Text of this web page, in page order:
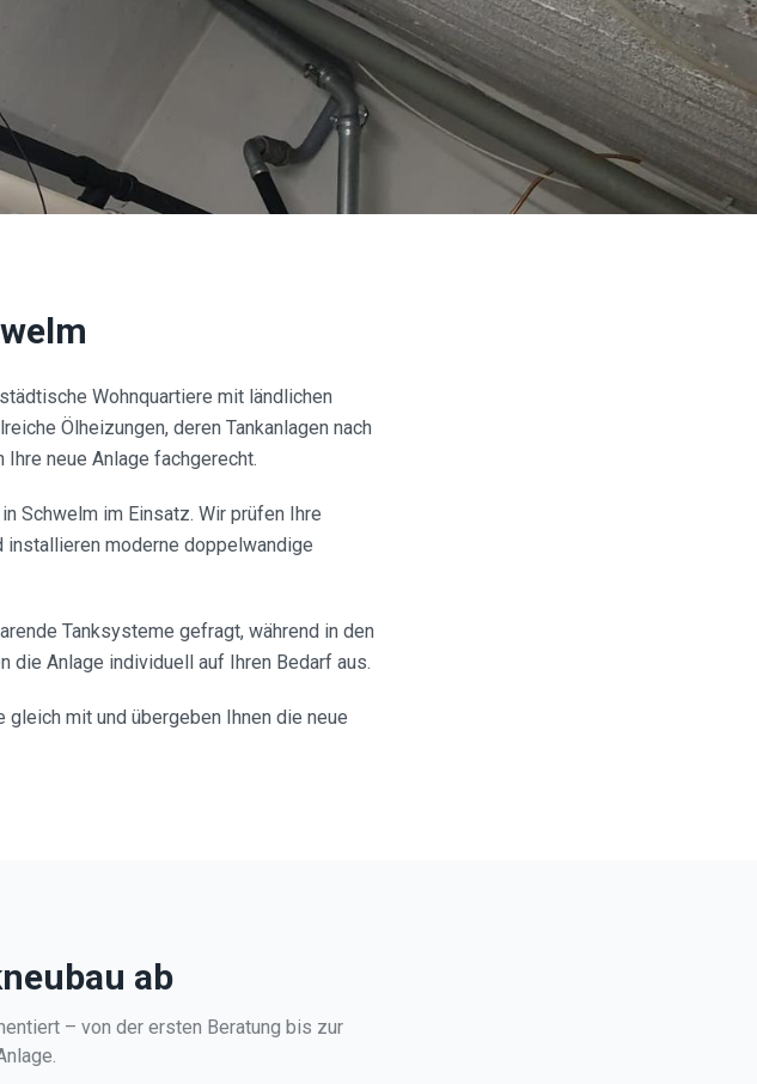
Wohnquartiere mit ländlichen
Ölheizungen, deren Tankanlagen nach
neue Anlage fachgerecht.
Schwelm im Einsatz. Wir prüfen Ihre
installieren moderne doppelwandige
Tanksysteme gefragt, während in den
die Anlage individuell auf Ihren Bedarf aus.
mit und übergeben Ihnen die neue
ab
– von der ersten Beratung bis zur